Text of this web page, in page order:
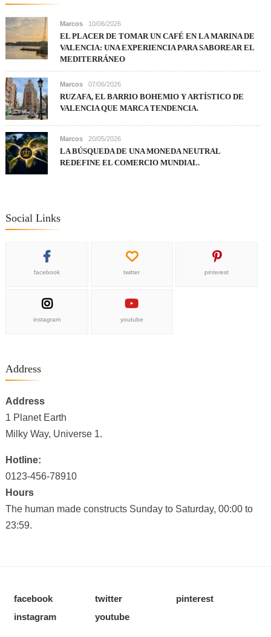
Marcos 10/06/2026
EL PLACER DE TOMAR UN CAFÉ EN LA MARINA DE
VALENCIA: UNA EXPERIENCIA PARA SABOREAR EL
MEDITERRÁNEO
Marcos 07/06/2026
RUZAFA, EL BARRIO BOHEMIO Y ARTÍSTICO DE
VALENCIA QUE MARCA TENDENCIA.
Marcos 20/05/2026
LA BÚSQUEDA DE UNA MONEDA NEUTRAL
REDEFINE EL COMERCIO MUNDIAL.
Social Links
facebook twitter pinterest
instagram youtube
Address
Address
1 Planet Earth
Milky Way, Universe 1.
Hotline:
0123-456-78910
Hours
The human made constructs Sunday to Saturday, 00:00 to
23:59.
facebook twitter
pinterest
instagram
youtube